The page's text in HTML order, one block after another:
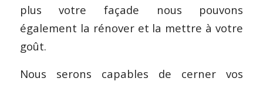
plus votre façade nous pouvons
également la rénover et la mettre à votre
goût.
Nous serons capables de cerner vos